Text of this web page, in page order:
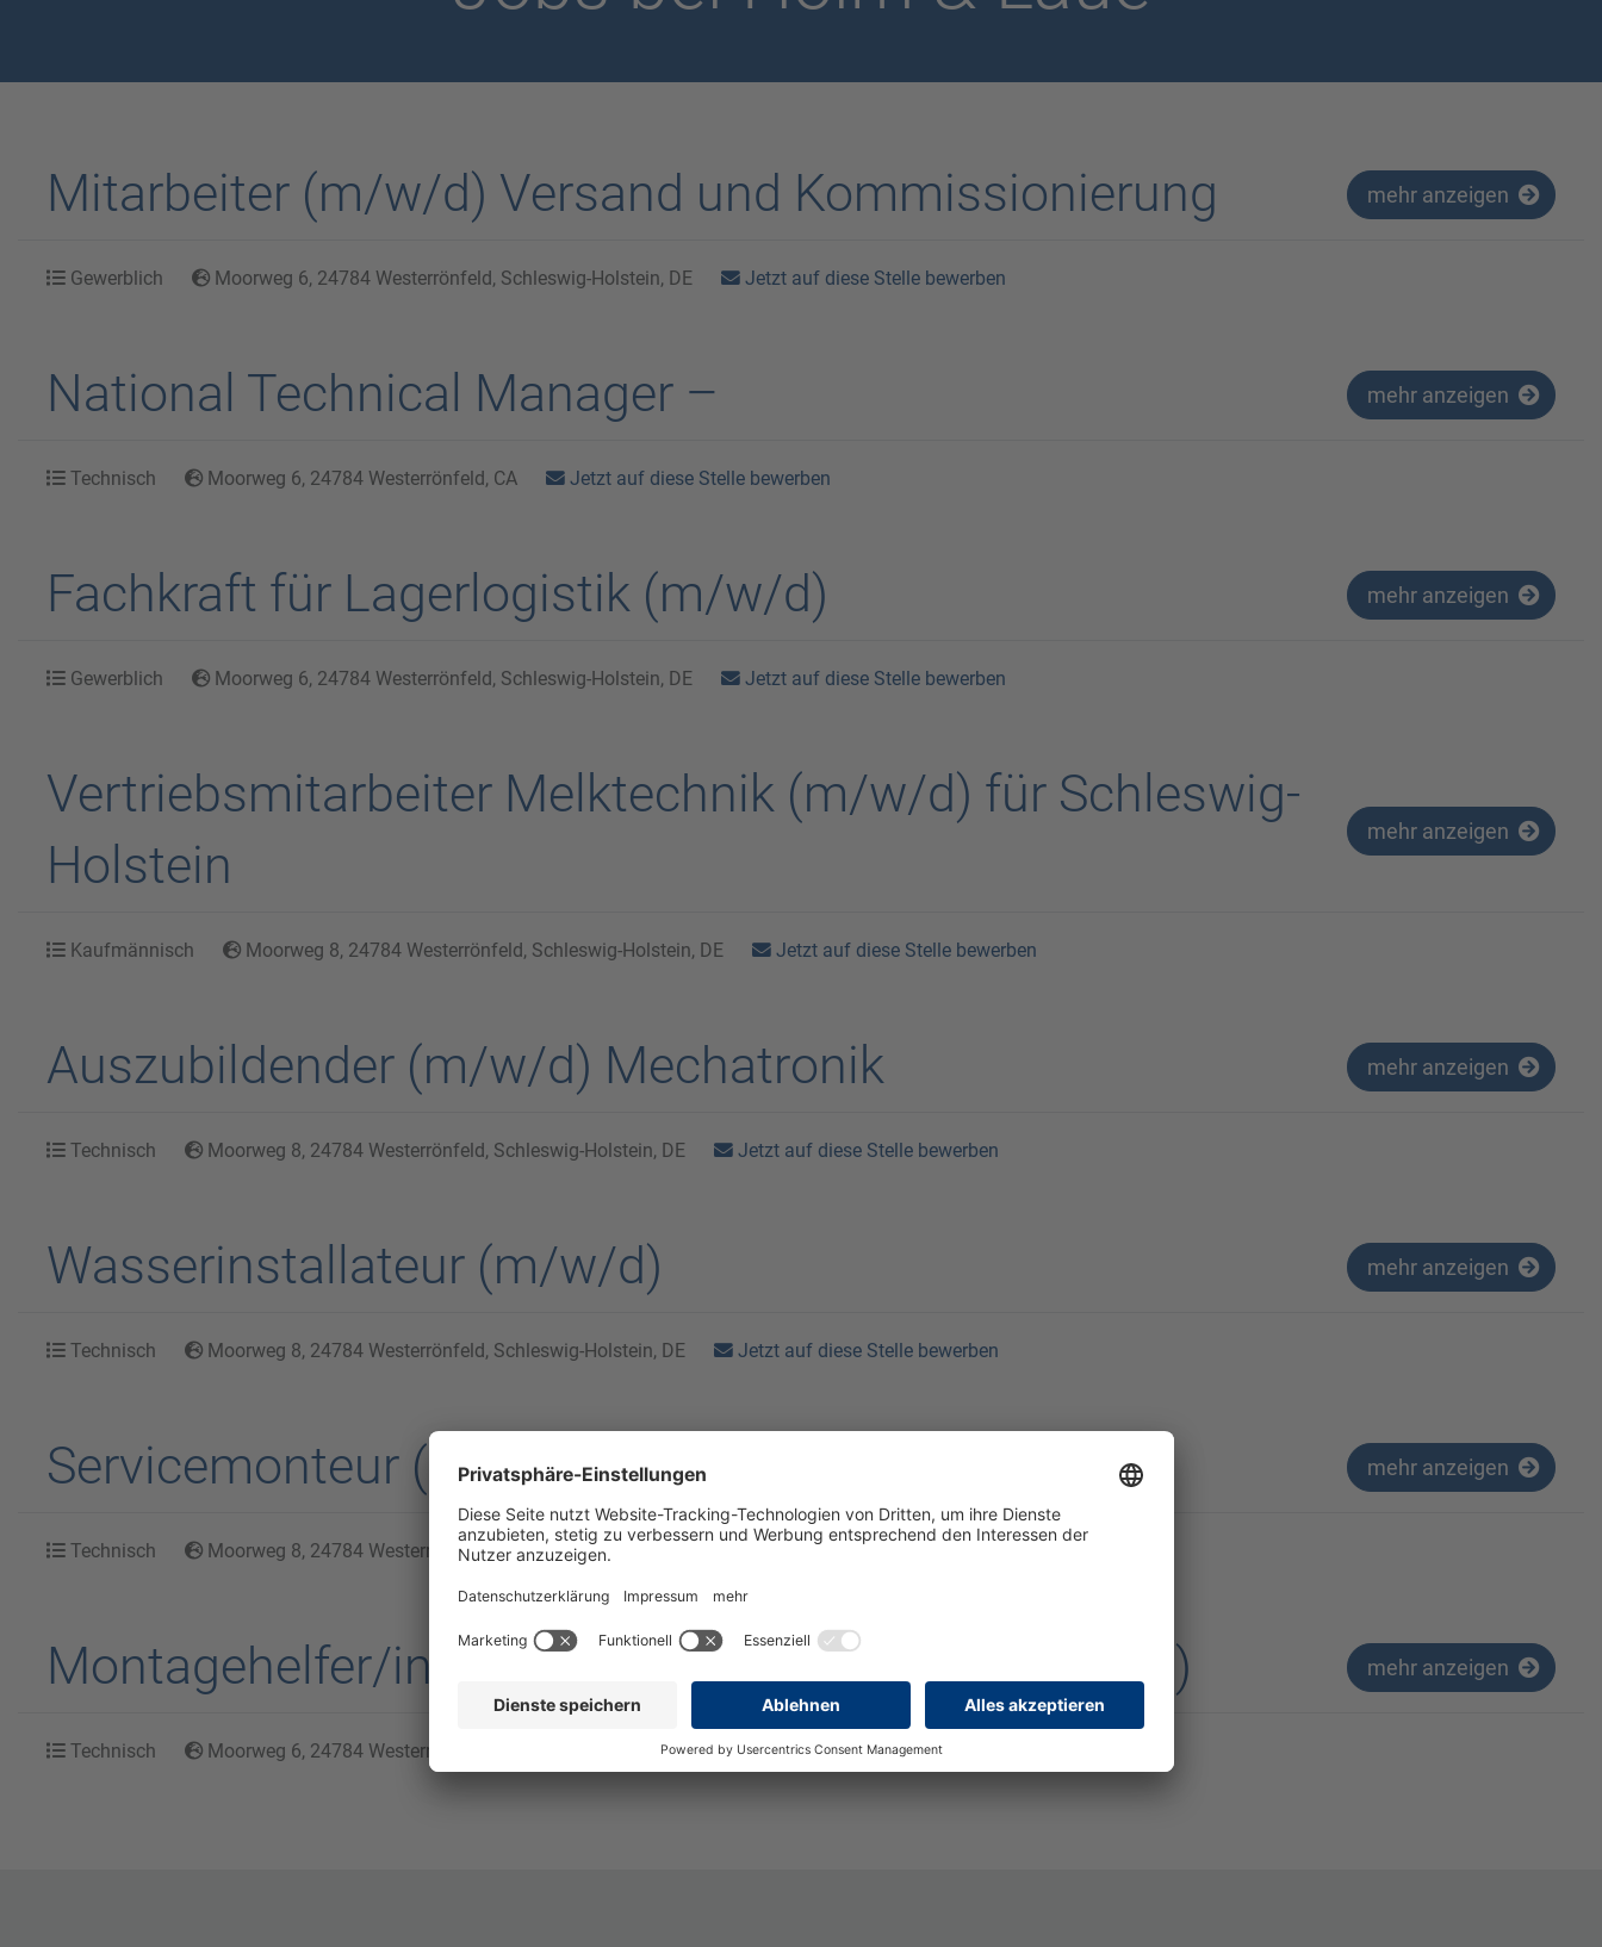
Mitarbeiter (m/w/d) Versand und Kommissionierung mehr anzeigen
Gewerblich Moorweg 6, 24784 Westerrönfeld, Schleswig-Holstein, DE Jetzt auf diese Stelle bewerben
National Technical Manager – mehr anzeigen
Technisch Moorweg 6, 24784 Westerrönfeld, CA Jetzt auf diese Stelle bewerben
Fachkraft für Lagerlogistik (m/w/d) mehr anzeigen
Gewerblich Moorweg 6, 24784 Westerrönfeld, Schleswig-Holstein, DE Jetzt auf diese Stelle bewerben
Vertriebsmitarbeiter Melktechnik (m/w/d) für Schleswig-
Holstein
mehr anzeigen
Kaufmännisch Moorweg 8, 24784 Westerrönfeld, Schleswig-Holstein, DE Jetzt auf diese Stelle bewerben
Auszubildender (m/w/d) Mechatronik mehr anzeigen
Technisch Moorweg 8, 24784 Westerrönfeld, Schleswig-Holstein, DE Jetzt auf diese Stelle bewerben
Wasserinstallateur (m/w/d) mehr anzeigen
Technisch Moorweg 8, 24784 Westerrönfeld, Schleswig-Holstein, DE Jetzt auf diese Stelle bewerben
Servicemonteur (m/w/d) für die Melktechnik mehr anzeigen
Technisch Moorweg 8, 24784 Westerrönfeld, Schleswig-Holstein, DE Jetzt auf diese Stelle bewerben
Montagehelfer/in im Bereich der Mechanik (m/w/d) mehr anzeigen
Technisch Moorweg 6, 24784 Westerrönfeld, Schleswig-Holstein, DE Jetzt auf diese Stelle bewerben